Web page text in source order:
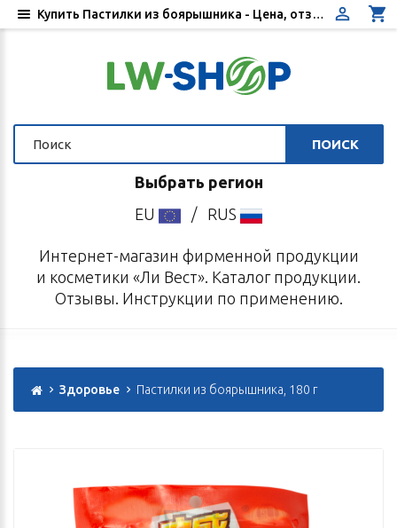
ПОИСК
Выбрать регион
EU
/ RUS
Интернет-магазин фирменной продукции
и косметики «Ли Вест». Каталог продукции.
Отзывы. Инструкции по применению.
Здоровье Пастилки из боярышника, 180 г
Купить Пастилки из боярышника - Цена, отзывы, инструкция по применению - Интернет-магазин «Ли Вест»